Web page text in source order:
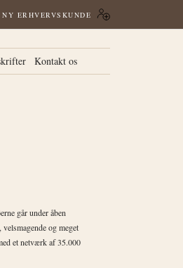
NY ERHVERVSKUNDE
Kontakt os
går under åben
og meget
et netværk af 35.000